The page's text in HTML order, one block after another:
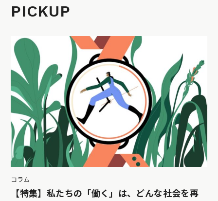
PICKUP
コラム
【特集】私たちの「働く」は、どんな社会を再